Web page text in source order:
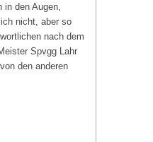
in den Augen,
nicht, aber so
nach dem
Spvgg Lahr
den anderen